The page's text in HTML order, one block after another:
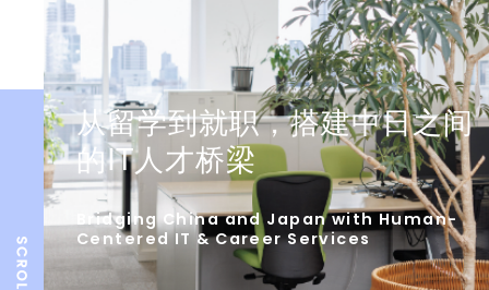
从留学到就职，搭建中日之间
的IT人才桥梁
Bridging China and Japan with Human-
Centered IT & Career Services